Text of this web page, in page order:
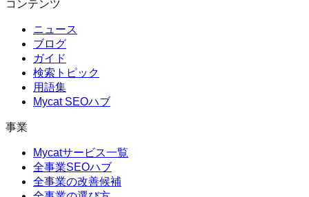
コンテンツ
ニュース
ブログ
ガイド
検索トピック
用語集
Mycat SEOハブ
事業
Mycatサービス一覧
全事業SEOハブ
全事業の改善候補